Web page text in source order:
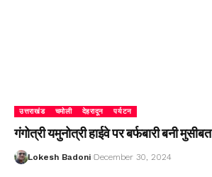
उत्तराखंड चमोली देहरादून पर्यटन
गंगोत्री यमुनोत्री हाईवे पर बर्फबारी बनी मुसीबत
Lokesh Badoni December 30, 2024